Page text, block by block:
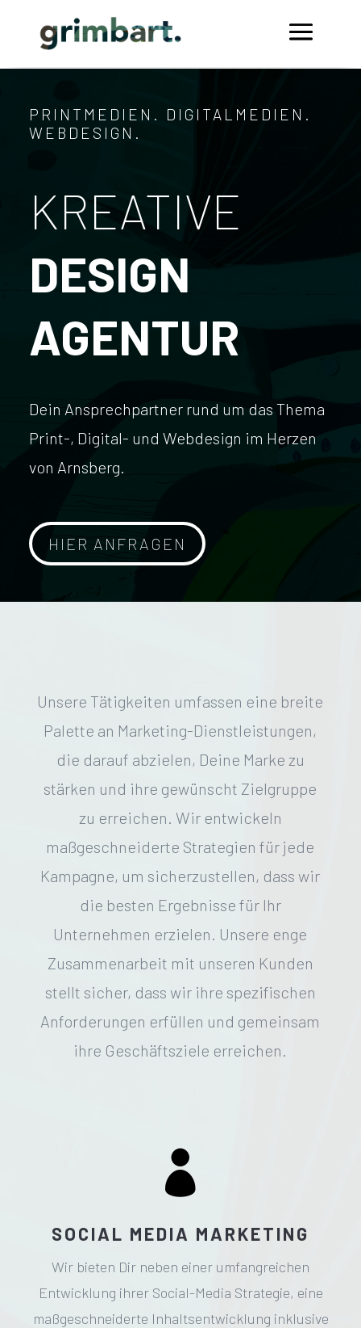
PRINTMEDIEN. DIGITALMEDIEN.
WEBDESIGN.
KREATIVE
DESIGN
AGENTUR
Dein Ansprechpartner rund um das Thema
Print-, Digital- und Webdesign im Herzen
von Arnsberg.
HIER ANFRAGEN
Unsere Tätigkeiten umfassen eine breite
Palette an Marketing-Dienstleistungen,
die darauf abzielen, Deine Marke zu
stärken und ihre gewünscht Zielgruppe
zu erreichen. Wir entwickeln
maßgeschneiderte Strategien für jede
Kampagne, um sicherzustellen, dass wir
die besten Ergebnisse für Ihr
Unternehmen erzielen. Unsere enge
Zusammenarbeit mit unseren Kunden
stellt sicher, dass wir ihre spezifischen
Anforderungen erfüllen und gemeinsam
ihre Geschäftsziele erreichen.

SOCIAL MEDIA MARKETING
Wir bieten Dir neben einer umfangreichen
Entwicklung ihrer Social-Media Strategie, eine
maßgeschneiderte Inhaltsentwicklung inklusive